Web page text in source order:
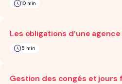
10 min
Les obligations d’une
5 min
Gestion des congés et jours